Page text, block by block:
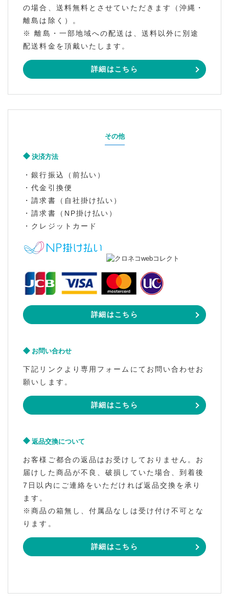
の場合、送料無料とさせていただきます（沖縄・
離島は除く）。
※ 離島・一部地域への配送は、送料以外に別途
配送料金を頂戴いたします。
詳細はこちら
その他
決済方法
・銀行振込（前払い）
・代金引換便
・請求書（自社掛け払い）
・請求書（NP掛け払い）
・クレジットカード
詳細はこちら
お問い合わせ
下記リンクより専用フォームにてお問い合わせお
願いします。
詳細はこちら
返品交換について
お客様ご都合の返品はお受けしておりません。お
届けした商品が不良、破損していた場合、到着後
7日以内にご連絡をいただければ返品交換を承り
ます。
※商品の箱無し、付属品なしは受け付け不可とな
ります。
詳細はこちら